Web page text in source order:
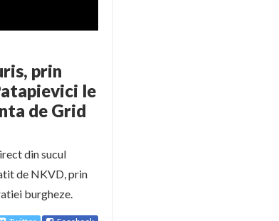
prin
le
de Grid
din sucul
de NKVD, prin
burgheze.